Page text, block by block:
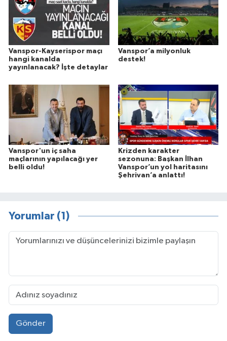
Vanspor-Kayserispor maçı
hangi kanalda
yayınlanacak? İşte detaylar
Vanspor’a milyonluk
destek!
Vanspor'un iç saha
maçlarının yapılacağı yer
belli oldu!
Krizden karakter
sezonuna: Başkan İlhan
Vanspor’un yol haritasını
Şehrivan’a anlattı!
Yorumlar (1)
Gönder